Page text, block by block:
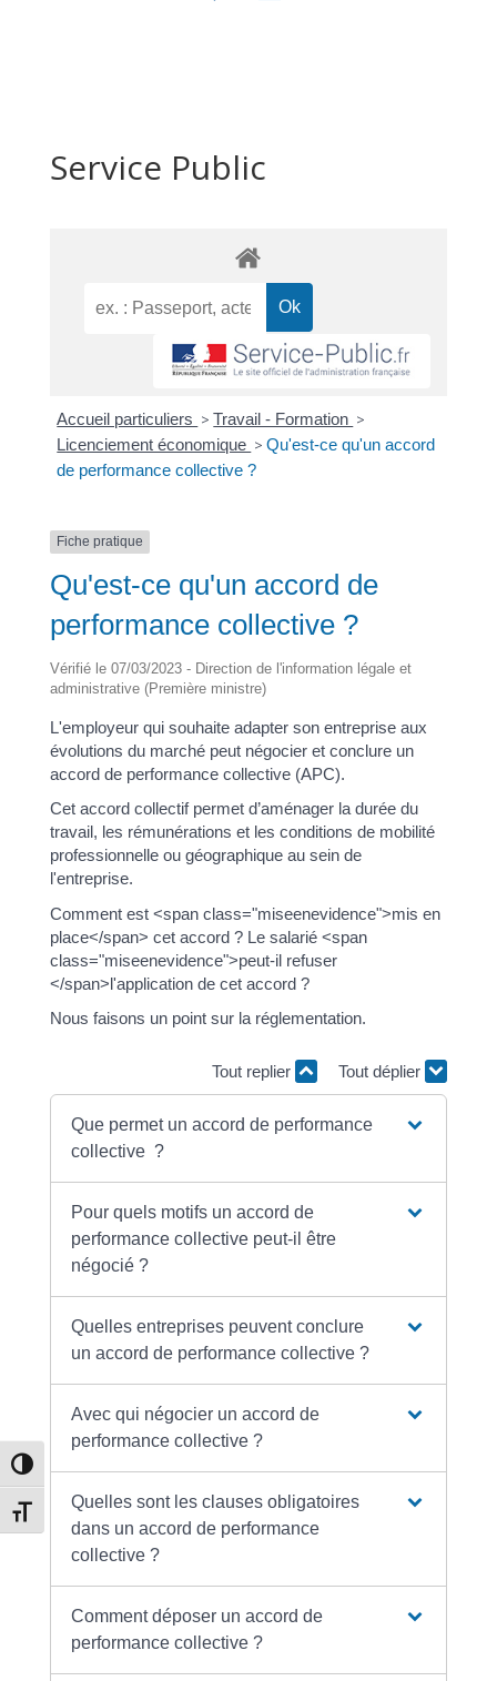
Passer en contraste élevé
Changer la taille de la police
Service Public
Accueil particuliers > Travail - Formation >
Licenciement économique > Qu'est-ce qu'un accord
de performance collective ?
Fiche pratique
Qu'est-ce qu'un accord de
performance collective ?
Vérifié le 07/03/2023 - Direction de l'information légale et
administrative (Première ministre)
L'employeur qui souhaite adapter son entreprise aux
évolutions du marché peut négocier et conclure un
accord de performance collective (APC).
Cet accord collectif permet d’aménager la durée du
travail, les rémunérations et les conditions de mobilité
professionnelle ou géographique au sein de
l'entreprise.
Comment est <span class="miseenevidence">mis en
place</span> cet accord ? Le salarié <span
class="miseenevidence">peut-il refuser
</span>l'application de cet accord ?
Nous faisons un point sur la réglementation.
Tout replier Tout déplier
Que permet un accord de performance
collective ?
Pour quels motifs un accord de
performance collective peut-il être
négocié ?
Quelles entreprises peuvent conclure
un accord de performance collective ?
Avec qui négocier un accord de
performance collective ?
Quelles sont les clauses obligatoires
dans un accord de performance
collective ?
Comment déposer un accord de
performance collective ?